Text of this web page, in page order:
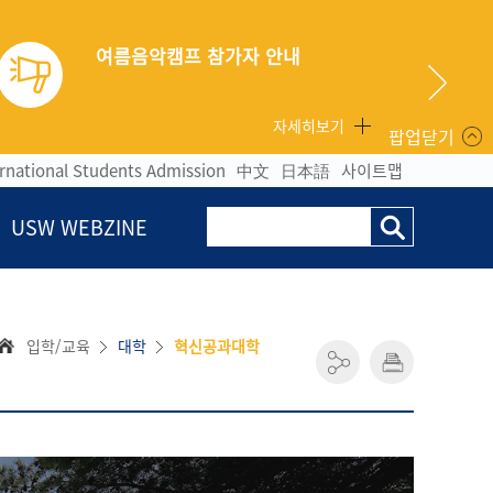
자세히보기 팝업닫기
Students Admission 中文 日本語 사이트맵
USW WEBZINE
입학/교육 대학 혁신공과대학